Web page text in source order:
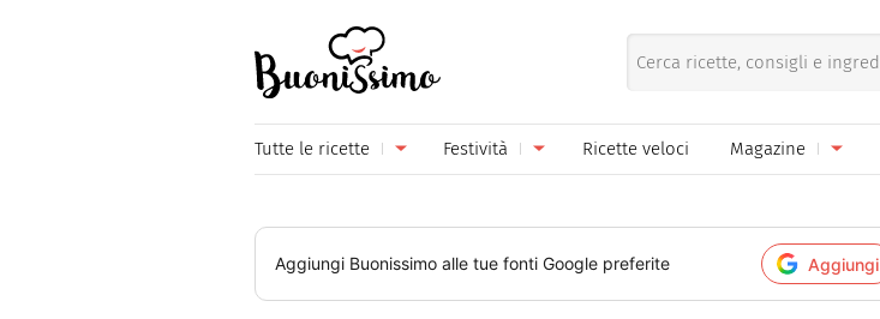
Tutte le ricette
Primi piatti Pane pizza focacce
Secondi piatti Salse e sughi
Festività
Carnevale
Festa della Donna
Ricette veloci Magazine
Aggiungi Buonissimo alle tue fonti Google preferite Aggiungi